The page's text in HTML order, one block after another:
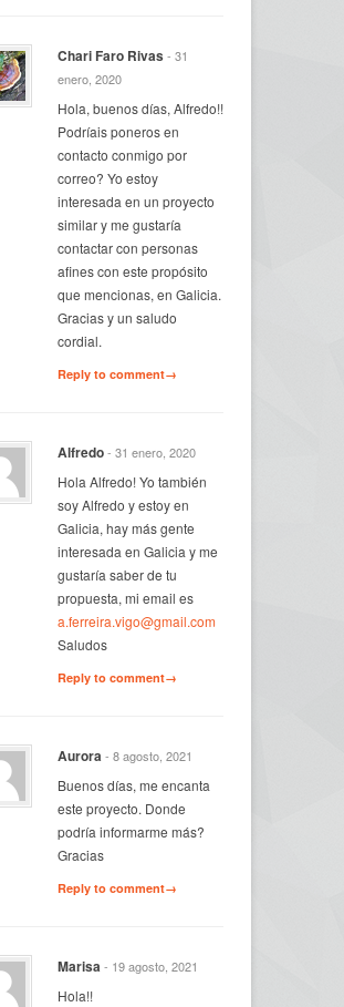
Chari Faro Rivas - 31
enero, 2020
Hola, buenos días, Alfredo!!
Podríais poneros en
contacto conmigo por
correo? Yo estoy
interesada en un proyecto
similar y me gustaría
contactar con personas
afines con este propósito
que mencionas, en Galicia.
Gracias y un saludo
cordial.
Reply to comment→
Alfredo- 31 enero, 2020
Hola Alfredo! Yo también
soy Alfredo y estoy en
Galicia, hay más gente
interesada en Galicia y me
gustaría saber de tu
propuesta, mi email es
a.ferreira.vigo@gmail.com
Saludos
Reply to comment→
Aurora- 8 agosto, 2021
Buenos días, me encanta
este proyecto. Donde
podría informarme más?
Gracias
Reply to comment→
Marisa- 19 agosto, 2021
Hola!!